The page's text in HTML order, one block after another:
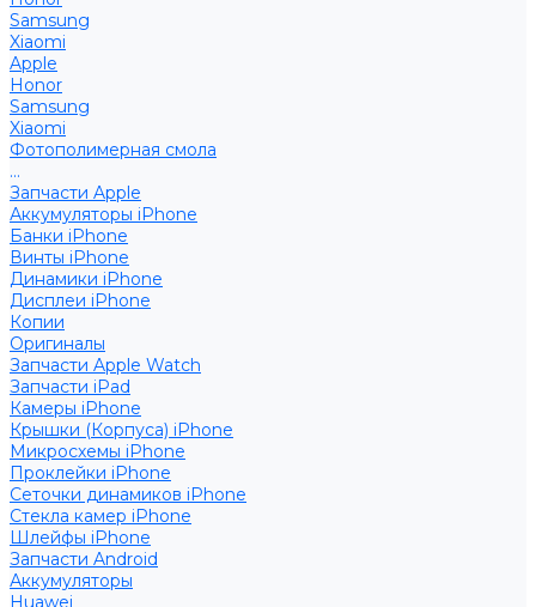
Samsung
Xiaomi
Apple
Honor
Samsung
Xiaomi
Фотополимерная смола
...
Запчасти Apple
Аккумуляторы iPhone
Банки iPhone
Винты iPhone
Динамики iPhone
Дисплеи iPhone
Копии
Оригиналы
Запчасти Apple Watch
Запчасти iPad
Камеры iPhone
Крышки (Корпуса) iPhone
Микросхемы iPhone
Проклейки iPhone
Сеточки динамиков iPhone
Стекла камер iPhone
Шлейфы iPhone
Запчасти Android
Аккумуляторы
Huawei